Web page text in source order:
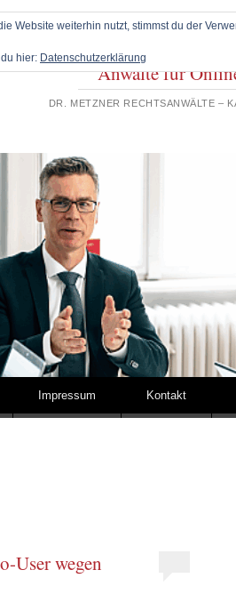
Anwälte für
DR. METZNER RECHTSANWÄLTE –
Impressum Kontakt
User wegen
Website weiterhin nutzt, stimmst du der
hier: Datenschutzerklärung